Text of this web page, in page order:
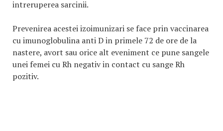
intreruperea sarcinii.
Prevenirea acestei izoimunizari se face prin vaccinarea
cu imunoglobulina anti D in primele 72 de ore de la
nastere, avort sau orice alt eveniment ce pune sangele
unei femei cu Rh negativ in contact cu sange Rh
pozitiv.